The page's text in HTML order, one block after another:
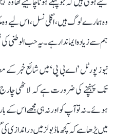
وہ ہمارے لوگ ہیں، اگلی نسل، اس لیے
ہم سے زیادہ ایماندار ہے۔ یہ حب
نیوز پورٹل ’اے بی پی‘ میں شائع خبر
تک پہنچنے کی ضرورت ہے کہ لاٹھی چارج
ہوئے۔ نہ تو آپ کو اور نہ ہی مجھے اس
میں پڑھا ہے کہ کچھ ماڈیولز میں دراندازی